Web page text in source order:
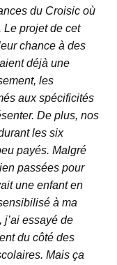
du Croisic où
Le projet de cet
chance à des
déjà une
les
aux spécificités
De plus, nos
les six
payés. Malgré
passées pour
une enfant en
à ma
j’ai essayé de
du côté des
Mais ça